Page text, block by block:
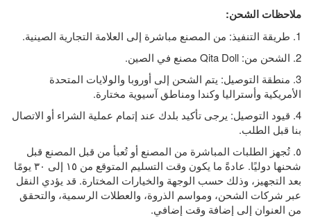
ملاحظات الشحن:
1. طريقة التنفيذ: من المصنع مباشرة إلى العلامة التجارية الصينية.
2. الشحن من: Qita Doll مصنع في الصين.
3. منطقة التوصيل: يتم الشحن إلى أوروبا والولايات المتحدة
الأمريكية وأستراليا وكندا ومناطق آسيوية مختارة.
4. قيود التوصيل: يرجى تأكيد بلدك عند إتمام عملية الشراء أو الاتصال
بنا قبل الطلب.
٥. تُجهز الطلبات المباشرة من المصنع أو تُعبأ من قبل المصنع قبل
شحنها دوليًا. عادةً ما يكون وقت التسليم المتوقع من ١٥ إلى ٣٠ يومًا
بعد التجهيز، وذلك حسب الوجهة والخيارات المختارة. قد يؤدي النقل
عبر شركات الشحن، ومواسم الذروة، والعطلات الرسمية، والتحقق
من العنوان إلى إضافة وقت إضافي.